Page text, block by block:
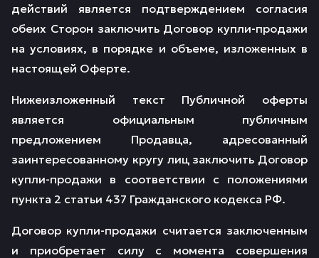
действий является подтверждением согласия
обеих Сторон заключить Договор купли-продажи
на условиях, в порядке и объеме, изложенных в
настоящей Оферте.
Нижеизложенный текст Публичной оферты
является официальным публичным
предложением Продавца, адресованный
заинтересованному кругу лиц заключить Договор
купли-продажи в соответствии с положениями
пункта 2 статьи 437 Гражданского кодекса РФ.
Договор купли-продажи считается заключенным
и приобретает силу с момента совершения